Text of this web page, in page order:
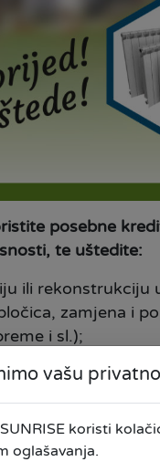
posebne
te uštedite:
ili rekonstrukciju
zamjena i
i sl.);
stambenih
zamjenom
vašu
koristi
oglašavanja.